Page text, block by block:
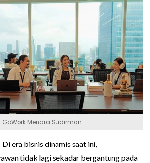
Menara Sudirman.
Di era bisnis dinamis saat ini,
tidak lagi sekadar bergantung pada